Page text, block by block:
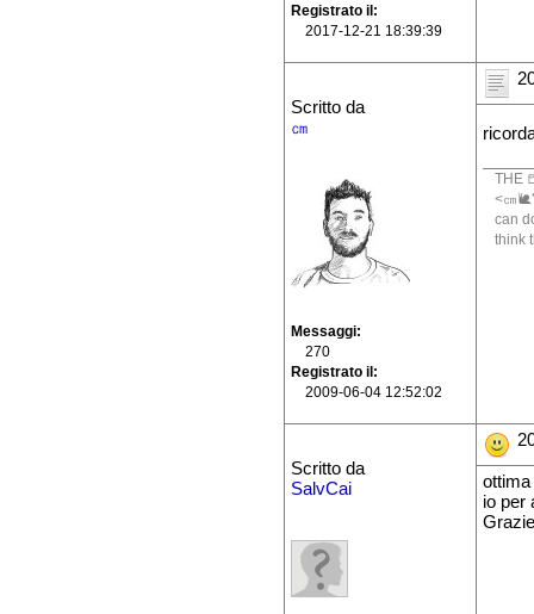
Registrato il
2017-12-21 18:39:39
Scritto da
㎝
Messaggi
270
Registrato il
2009-06-04 12:52:02
THE
<㎝
can
think
Scritto da
SalvCai
ottima
io per